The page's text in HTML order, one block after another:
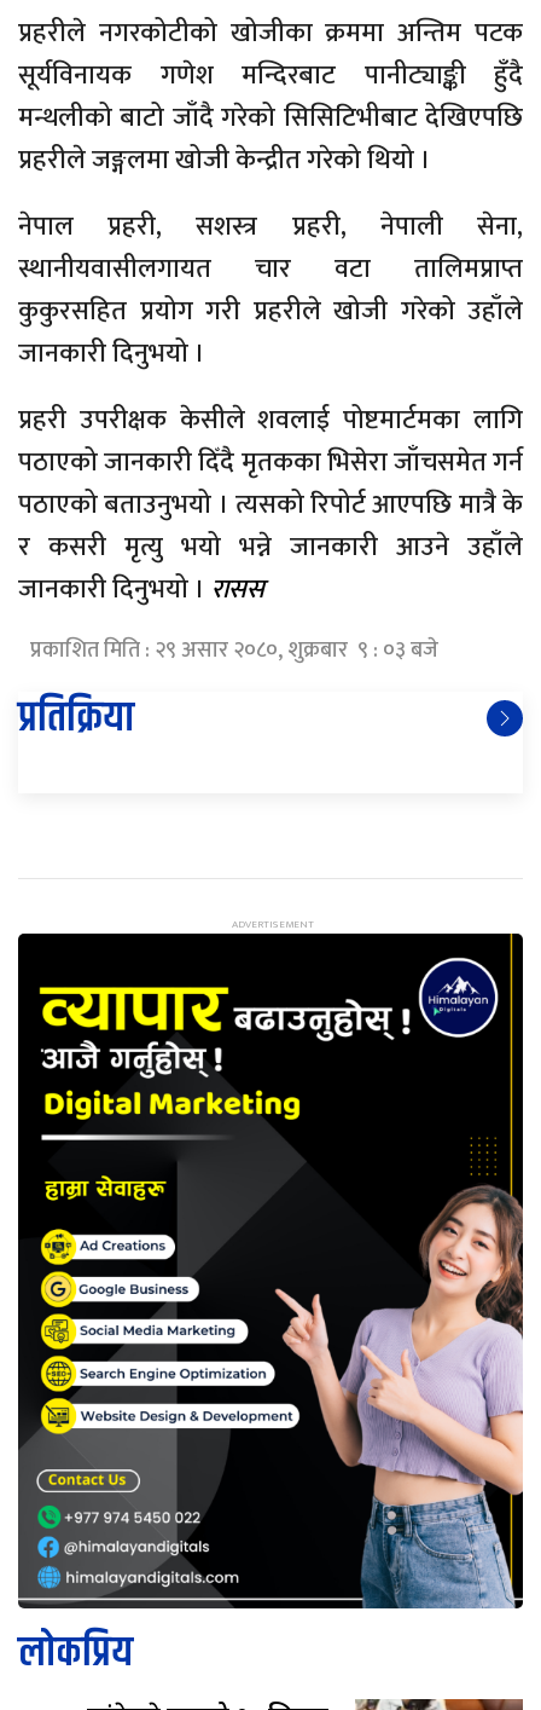
प्रहरीले नगरकोटीको खोजीका क्रममा अन्तिम पटक
सूर्यविनायक गणेश मन्दिरबाट पानीट्याङ्की हुँदै
मन्थलीको बाटो जाँदै गरेको सिसिटिभीबाट देखिएपछि
प्रहरीले जङ्गलमा खोजी केन्द्रीत गरेको थियो ।
नेपाल प्रहरी, सशस्त्र प्रहरी, नेपाली सेना,
स्थानीयवासीलगायत चार वटा तालिमप्राप्त
कुकुरसहित प्रयोग गरी प्रहरीले खोजी गरेको उहाँले
जानकारी दिनुभयो ।
प्रहरी उपरीक्षक केसीले शवलाई पोष्टमार्टमका लागि
पठाएको जानकारी दिँदै मृतकका भिसेरा जाँचसमेत गर्न
पठाएको बताउनुभयो । त्यसको रिपोर्ट आएपछि मात्रै के
र कसरी मृत्यु भयो भन्ने जानकारी आउने उहाँले
जानकारी दिनुभयो । रासस
प्रकाशित मिति : २९ असार २०८०, शुक्रबार ९ : ०३ बजे
प्रतिक्रिया
लोकप्रिय